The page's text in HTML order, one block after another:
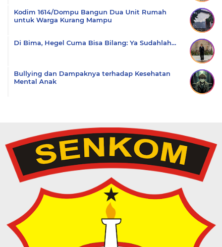
Kodim 1614/Dompu Bangun Dua Unit Rumah
untuk Warga Kurang Mampu
Di Bima, Hegel Cuma Bisa Bilang: Ya Sudahlah…
Bullying dan Dampaknya terhadap Kesehatan
Mental Anak